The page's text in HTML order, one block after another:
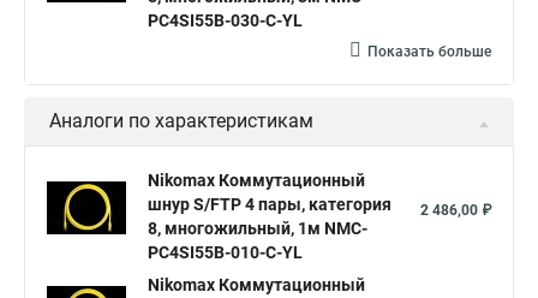
PC4SI55B-030-C-YL
Показать больше
Аналоги по характеристикам
Nikomax Коммутационный
шнур S/FTP 4 пары, категория
8, многожильный, 1м NMC-
PC4SI55B-010-C-YL
2 486,00 ₽
Nikomax Коммутационный